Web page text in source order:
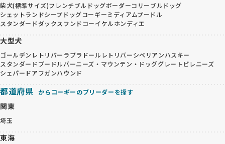
柴犬(標準サイズ)フレンチブルドッグボーダーコリーブルドッグ
シェットランドシープドッグコーギーミディアムプードル
スタンダードダックスフンドコーイケルホンディエ
大型犬
ゴールデンレトリバー ラブラドールレトリバーシベリアンハスキー
スタンダードプードルバーニーズ・マウンテン・ドッググレートピレニーズ
シェパードアフガンハウンド
都道府県 からコーギーのブリーダーを探す
関東
埼玉
東海